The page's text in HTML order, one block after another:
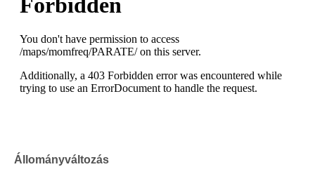
Állományváltozás